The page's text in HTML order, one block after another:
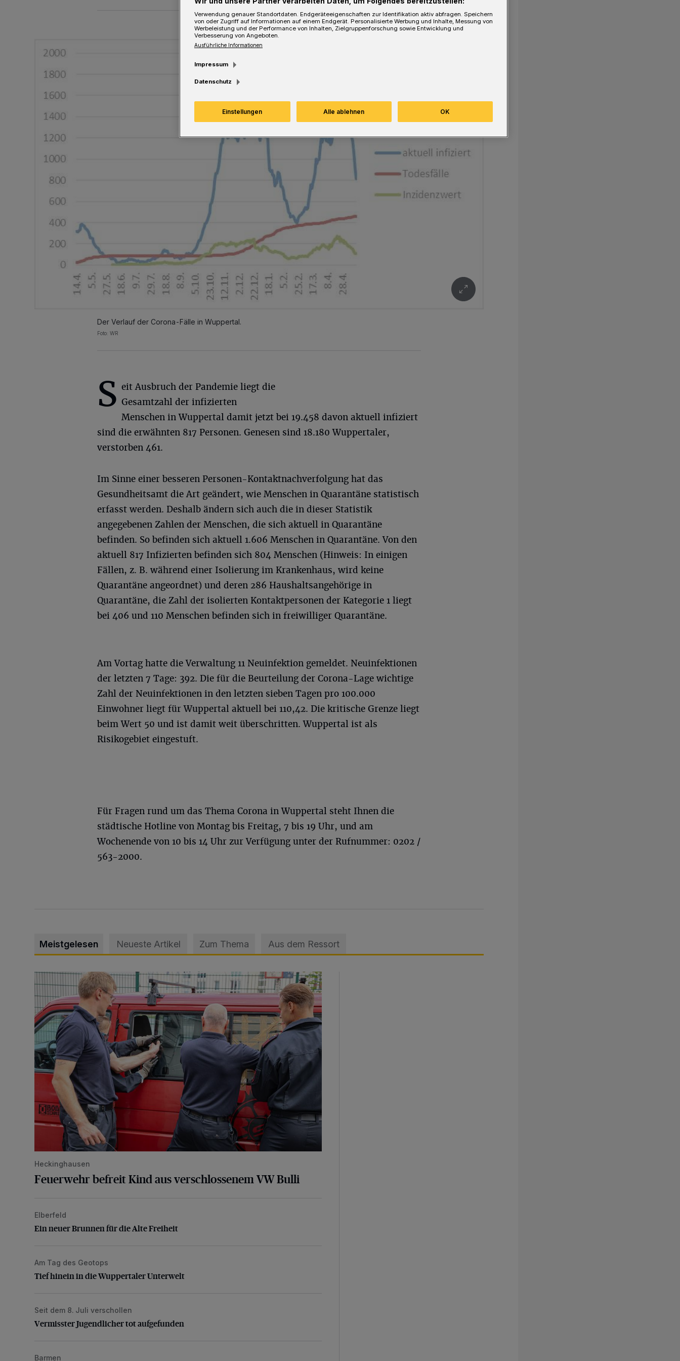
Der Verlauf der Corona-Fälle in Wuppertal.
Foto: WR
S eit Ausbruch der Pandemie liegt die
Gesamtzahl der infizierten
Menschen in Wuppertal damit jetzt bei 19.458 davon aktuell infiziert
sind die erwähnten 817 Personen. Genesen sind 18.180 Wuppertaler,
verstorben 461.
Im Sinne einer besseren Personen-Kontaktnachverfolgung hat das
Gesundheitsamt die Art geändert, wie Menschen in Quarantäne statistisch
erfasst werden. Deshalb ändern sich auch die in dieser Statistik
angegebenen Zahlen der Menschen, die sich aktuell in Quarantäne
befinden. So befinden sich aktuell 1.606 Menschen in Quarantäne. Von den
aktuell 817 Infizierten befinden sich 804 Menschen (Hinweis: In einigen
Fällen, z. B. während einer Isolierung im Krankenhaus, wird keine
Quarantäne angeordnet) und deren 286 Haushaltsangehörige in
Quarantäne, die Zahl der isolierten Kontaktpersonen der Kategorie 1 liegt
bei 406 und 110 Menschen befinden sich in freiwilliger Quarantäne.
Am Vortag hatte die Verwaltung 11 Neuinfektion gemeldet. Neuinfektionen
der letzten 7 Tage: 392. Die für die Beurteilung der Corona-Lage wichtige
Zahl der Neuinfektionen in den letzten sieben Tagen pro 100.000
Einwohner liegt für Wuppertal aktuell bei 110,42. Die kritische Grenze liegt
beim Wert 50 und ist damit weit überschritten. Wuppertal ist als
Risikogebiet eingestuft.
Für Fragen rund um das Thema Corona in Wuppertal steht Ihnen die
städtische Hotline von Montag bis Freitag, 7 bis 19 Uhr, und am
Wochenende von 10 bis 14 Uhr zur Verfügung unter der Rufnummer: 0202 /
563-2000.
Meistgelesen Neueste Artikel Zum Thema Aus dem Ressort
Feuerwehr befreit Kind aus verschlossenem VW Bulli
Heckinghausen
Feuerwehr befreit Kind aus verschlossenem VW Bulli
Ein neuer Brunnen für die Alte Freiheit
Elberfeld
Ein neuer Brunnen für die Alte Freiheit
Tief hinein in die Wuppertaler Unterwelt
Am Tag des Geotops
Tief hinein in die Wuppertaler Unterwelt
Vermisster Jugendlicher tot aufgefunden
Seit dem 8. Juli verschollen
Vermisster Jugendlicher tot aufgefunden
Mann beschädigt Autos in Parkhaus
Barmen
Verwendung genauer Standortdaten. Endgeräteeigenschaften zur Identifikation aktiv abfragen. Speichern
von oder Zugriff auf Informationen auf einem Endgerät. Personalisierte Werbung und Inhalte, Messung von
Werbeleistung und der Performance von Inhalten, Zielgruppenforschung sowie Entwicklung und
Verbesserung von Angeboten.
Ausführliche Informationen
Impressum
Datenschutz
Einstellungen Alle ablehnen OK